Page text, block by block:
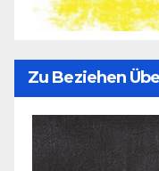
Zu Beziehen